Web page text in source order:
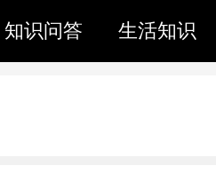
知识问答 生活知识